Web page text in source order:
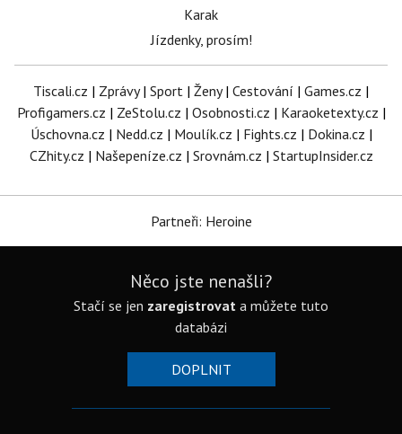
Karak
Jízdenky, prosím!
Tiscali.cz | Zprávy| Sport | Ženy| Cestování | Games.cz |
Profigamers.cz | ZeStolu.cz | Osobnosti.cz | Karaoketexty.cz |
Úschovna.cz | Nedd.cz | Moulík.cz | Fights.cz | Dokina.cz |
CZhity.cz | Našepeníze.cz | Srovnám.cz | StartupInsider.cz
Partneři: Heroine
Něco jste nenašli?
Stačí se jen zaregistrovat a můžete tuto
databázi
DOPLNIT